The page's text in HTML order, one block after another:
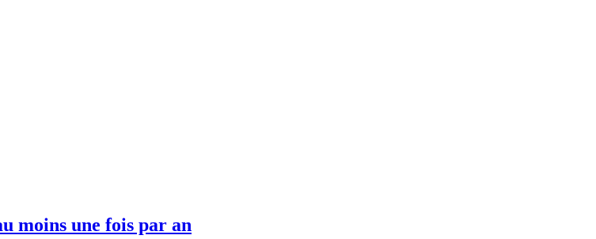
moins une fois par an